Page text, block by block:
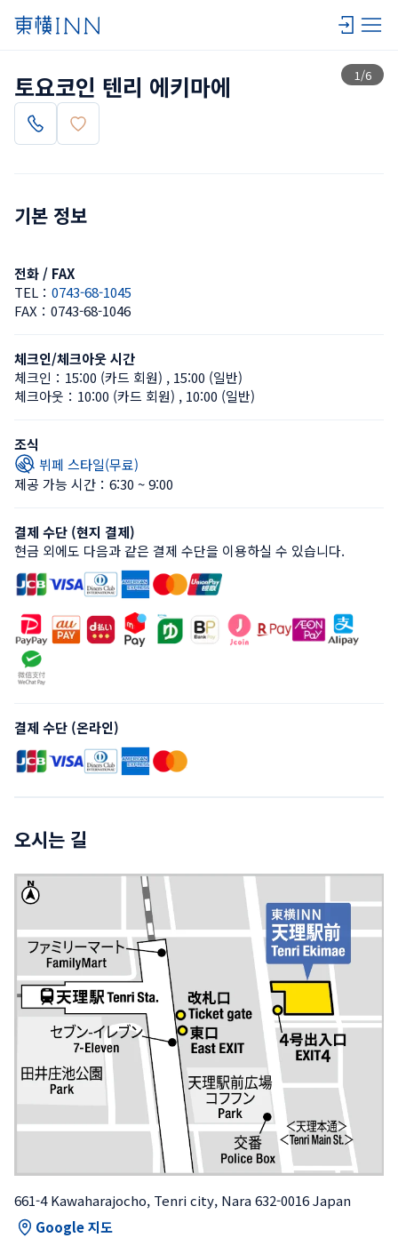
1 /6
목록 보기
토요코인 텐리 에키마에
기본 정보
전화 / FAX
TEL： 0743-68-1045
FAX： 0743-68-1046
체크인/체크아웃 시간
체크인： 15:00 (카드 회원) , 15:00 (일반)
체크아웃： 10:00 (카드 회원) , 10:00 (일반)
조식
뷔페 스타일(무료)
제공 가능 시간：6:30 ~ 9:00
결제 수단 (현지 결제)
현금 외에도 다음과 같은 결제 수단을 이용하실 수 있습니다.
결제 수단 (온라인)
오시는 길
661-4 Kawaharajocho, Tenri city, Nara 632-0016 Japan
Google 지도